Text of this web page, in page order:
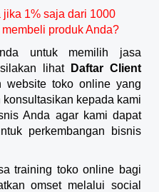
1% saja dari 1000
produk Anda?
untuk memilih jasa
lihat
Daftar Client
website toko online yang
kepada kami
Anda agar kami dapat
perkembangan bisnis
training toko online bagi
omset melalui social